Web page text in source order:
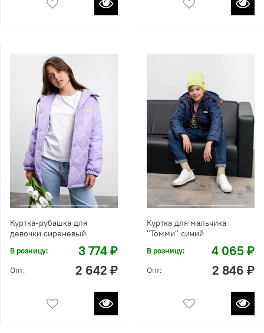
Куртка-рубашка для
девочки сиреневый
В розницу: 3 774 ₽
Опт: 2 642 ₽
Куртка для мальчика
"Томми" синий
В розницу: 4 065 ₽
Опт: 2 846 ₽